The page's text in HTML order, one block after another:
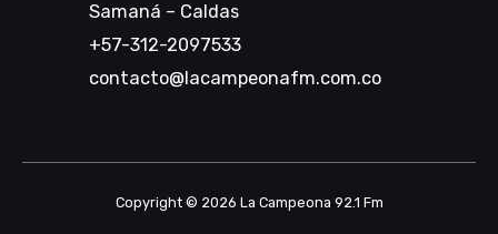
Samaná – Caldas
+57-312-2097533
contacto@lacampeonafm.com.co
Copyright © 2026 La Campeona 92.1 Fm